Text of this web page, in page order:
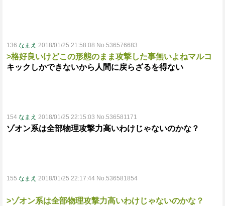
136 なまえ 2018/01/25 21:58:08 No.536576683
>格好良いけどこの形態のまま攻撃した事無いよねマルコ
キックしかできないから人間に戻らざるを得ない
154 なまえ 2018/01/25 22:15:03 No.536581171
ゾオン系は全部物理攻撃力高いわけじゃないのかな？
155 なまえ 2018/01/25 22:17:44 No.536581854
>ゾオン系は全部物理攻撃力高いわけじゃないのかな？